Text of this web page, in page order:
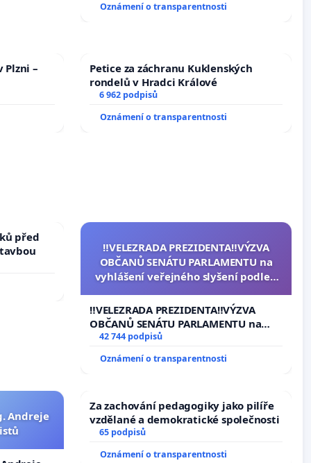
Oznámení o transparentnosti
Plzni –
Petice za záchranu Kuklenských
rondelů v Hradci Králové
6 962 podpisů
Oznámení o transparentnosti
před
‼️VELEZRADA PREZIDENTA‼️VÝZVA
OBČANŮ SENÁTU PARLAMENTU na
vyhlášení veřejného slyšení podle §
na přijetí usnesení k podání ústavní
žaloby na prezidenta republiky
‼️VELEZRADA PREZIDENTA‼️VÝZVA
OBČANŮ SENÁTU PARLAMENTU na
vyhlášení veřejného slyšení podle §
144 jednacího řádu Senátu k návrhu
na přijetí usnesení k podání ústavní
42 744 podpisů
Oznámení o transparentnosti
Andreje
Za zachování pedagogiky jako pilíře
vzdělané a demokratické společnosti
65 podpisů
Oznámení o transparentnosti